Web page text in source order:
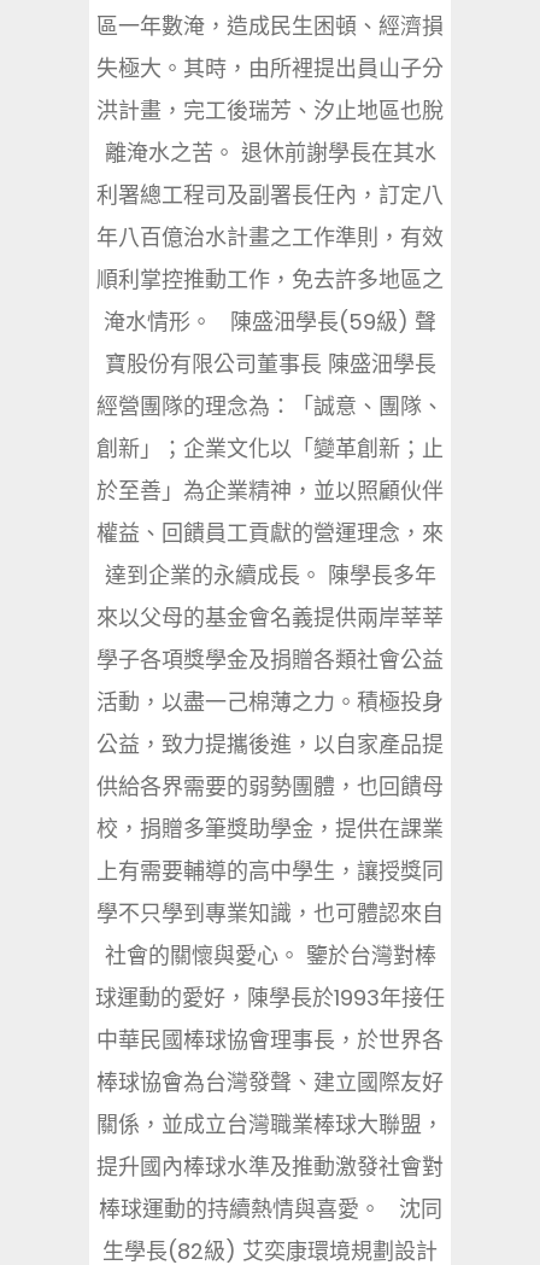
區一年數淹，造成民生困頓、經濟損
失極大。其時，由所裡提出員山子分
洪計畫，完工後瑞芳、汐止地區也脫
離淹水之苦。 退休前謝學長在其水
利署總工程司及副署長任內，訂定八
年八百億治水計畫之工作準則，有效
順利掌控推動工作，免去許多地區之
淹水情形。 陳盛沺學長(59級) 聲
寶股份有限公司董事長 陳盛沺學長
經營團隊的理念為：「誠意、團隊、
創新」；企業文化以「變革創新；止
於至善」為企業精神，並以照顧伙伴
權益、回饋員工貢獻的營運理念，來
達到企業的永續成長。 陳學長多年
來以父母的基金會名義提供兩岸莘莘
學子各項獎學金及捐贈各類社會公益
活動，以盡一己棉薄之力。積極投身
公益，致力提攜後進，以自家產品提
供給各界需要的弱勢團體，也回饋母
校，捐贈多筆獎助學金，提供在課業
上有需要輔導的高中學生，讓授獎同
學不只學到專業知識，也可體認來自
社會的關懷與愛心。 鑒於台灣對棒
球運動的愛好，陳學長於1993年接任
中華民國棒球協會理事長，於世界各
棒球協會為台灣發聲、建立國際友好
關係，並成立台灣職業棒球大聯盟，
提升國內棒球水準及推動激發社會對
棒球運動的持續熱情與喜愛。 沈同
生學長(82級) 艾奕康環境規劃設計